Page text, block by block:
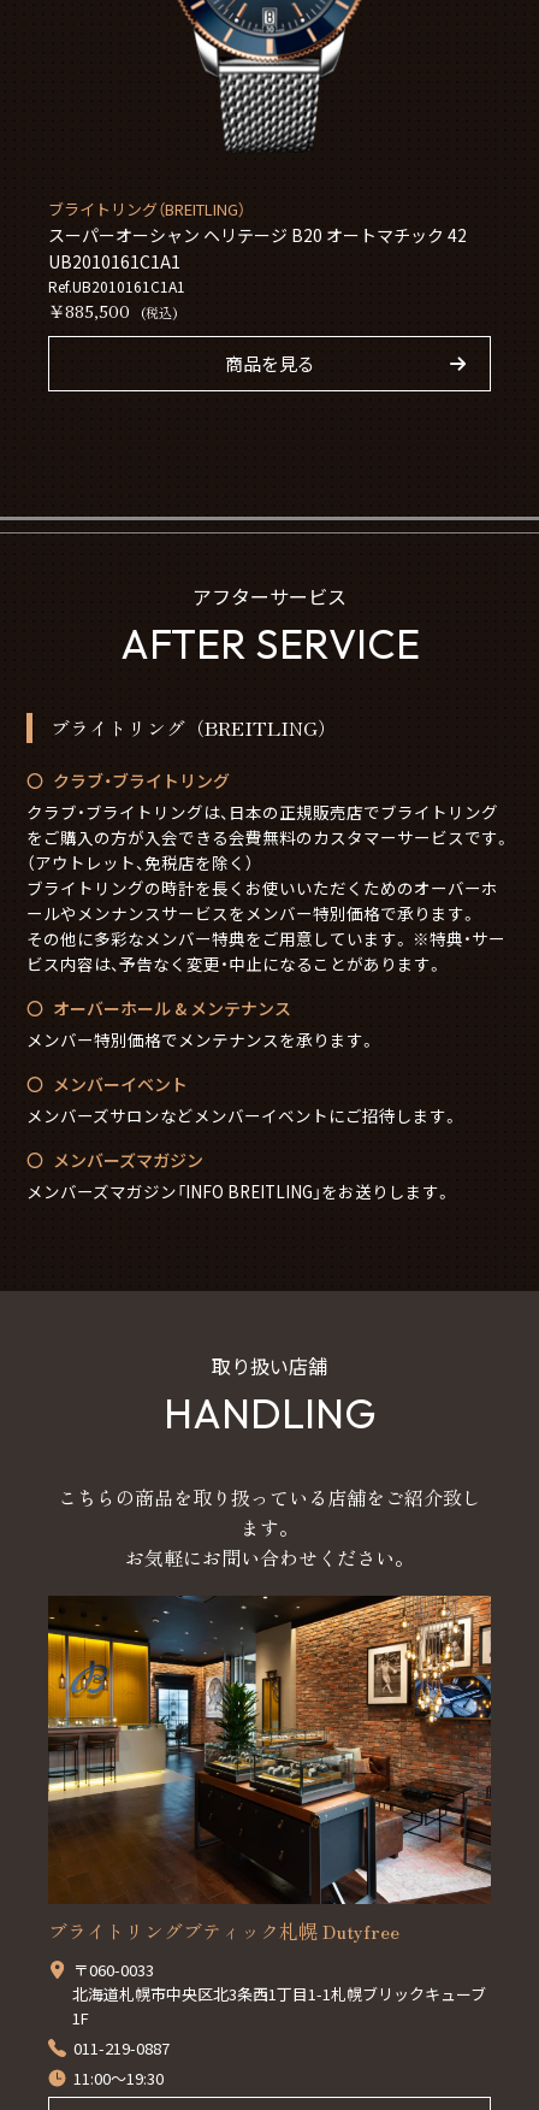
ブライトリング（BREITLING）
スーパーオーシャン ヘリテージ B20 オートマチック 42
UB2010161C1A1
Ref.UB2010161C1A1
￥885,500 (税込)
商品を見る
アフターサービス
AFTER SERVICE
ブライトリング（BREITLING）
クラブ・ブライトリング
クラブ・ブライトリングは、日本の正規販売店でブライトリング
をご購入の方が入会できる会費無料のカスタマーサービスです。
（アウトレット、免税店を除く）
ブライトリングの時計を長くお使いいただくためのオーバーホ
ールやメンナンスサービスをメンバー特別価格で承ります。
その他に多彩なメンバー特典をご用意しています。 ※特典・サー
ビス内容は、予告なく変更・中止になることがあります。
オーバーホール & メンテナンス
メンバー特別価格でメンテナンスを承ります。
メンバーイベント
メンバーズサロンなどメンバーイベントにご招待します。
メンバーズマガジン
メンバーズマガジン「INFO BREITLING」をお送りします。
取り扱い店舗
HANDLING
こちらの商品を取り扱っている店舗をご紹介致し
ます。
お気軽にお問い合わせください。
ブライトリングブティック札幌 Dutyfree
〒060-0033
北海道札幌市中央区北3条西1丁目1-1札幌ブリックキューブ
1F
011-219-0887
11:00～19:30